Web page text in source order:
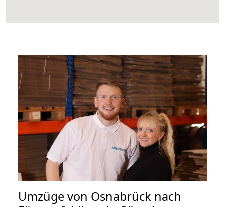
Umzüge von Osnabrück nach